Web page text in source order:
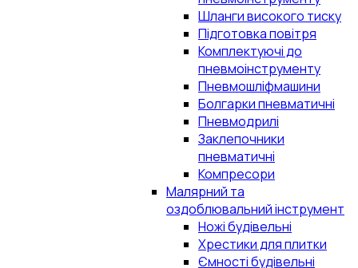
Шланги високого тиску
Підготовка повітря
Комплектуючі до
пневмоінструменту
Пневмошліфмашини
Болгарки пневматичні
Пневмодрилі
Заклепочники
пневматичні
Компресори
Малярний та
оздоблювальний інструмент
Ножі будівельні
Хрестики для плитки
Ємності будівельні